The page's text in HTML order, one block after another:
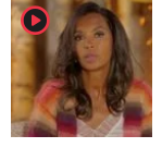
player2